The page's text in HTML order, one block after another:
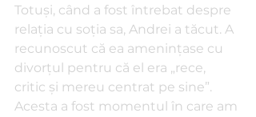
Totuși, când a fost întrebat despre
relația cu soția sa, Andrei a tăcut. A
recunoscut că ea amenințase cu
divorțul pentru că el era „rece,
critic și mereu centrat pe sine”.
Acesta a fost momentul în care am